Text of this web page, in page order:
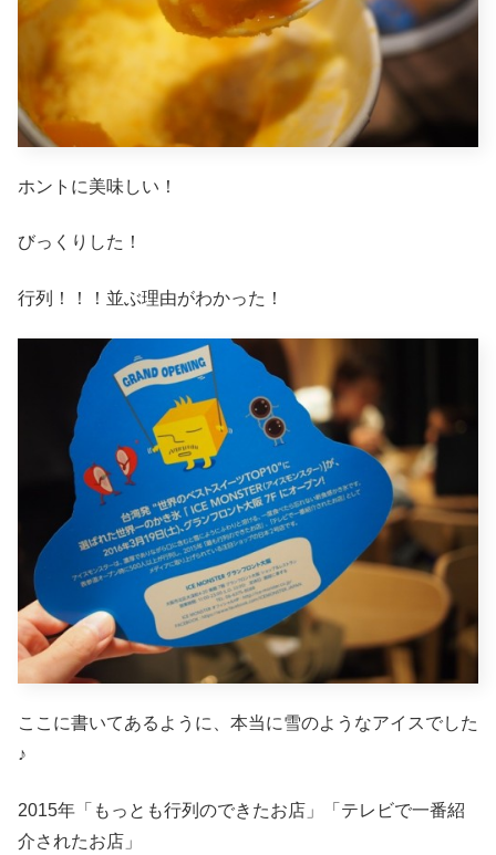
ホントに美味しい！
びっくりした！
行列！！！並ぶ理由がわかった！
ここに書いてあるように、本当に雪のようなアイスでした
♪
2015年「もっとも行列のできたお店」「テレビで一番紹
介されたお店」